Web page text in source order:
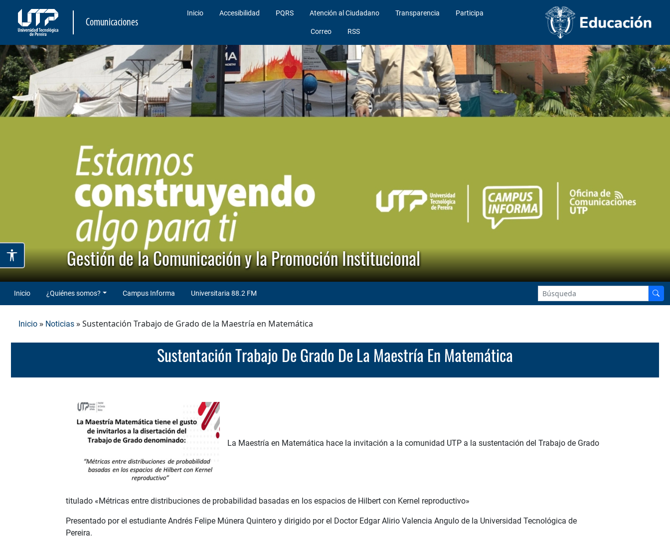
Comunicaciones
Inicio Accesibilidad PQRS Atención al Ciudadano Transparencia Participa
Correo RSS
Gestión de la Comunicación y la Promoción Institucional
Inicio ¿Quiénes somos? Campus Informa Universitaria 88.2 FM
Inicio » Noticias » Sustentación Trabajo de Grado de la Maestría en Matemática
Sustentación Trabajo De Grado De La Maestría En Matemática
La Maestría en Matemática hace la invitación a la comunidad UTP a la sustentación del Trabajo de Grado
titulado «Métricas entre distribuciones de probabilidad basadas en los espacios de Hilbert con Kernel reproductivo»
Presentado por el estudiante Andrés Felipe Múnera Quintero y dirigido por el Doctor Edgar Alirio Valencia Angulo de la Universidad Tecnológica de
Pereira.